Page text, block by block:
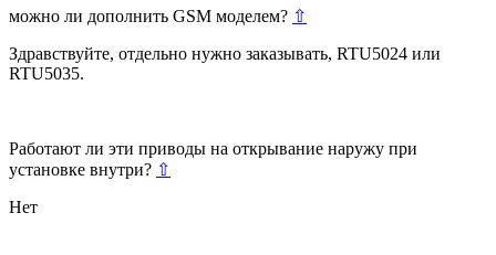
можно ли дополнить GSM моделем? ⇧
Здравствуйте, отдельно нужно заказывать, RTU5024 или
RTU5035.
Работают ли эти приводы на открывание наружу при
установке внутри? ⇧
Нет